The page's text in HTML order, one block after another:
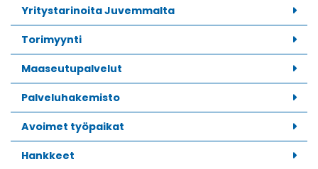
Yritystarinoita Juvemmalta
Torimyynti
Maaseutupalvelut
Palveluhakemisto
Avoimet työpaikat
Hankkeet